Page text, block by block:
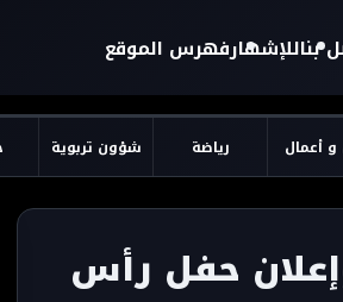
بناللإشهارفهرس الموقع
و أعمال رياضة شؤون تربوية
حفل رأس